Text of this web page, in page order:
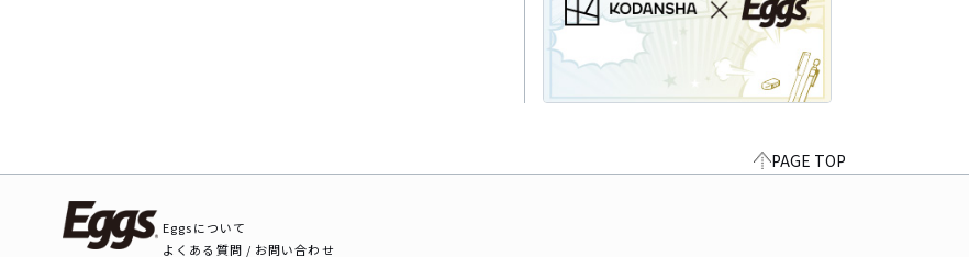
PAGE TOP
Eggsについて
よくある質問 / お問い合わせ